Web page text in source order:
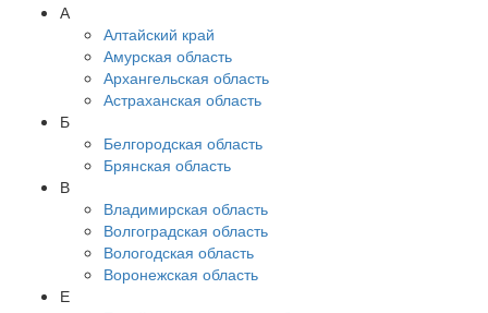
А
Алтайский край
Амурская область
Архангельская область
Астраханская область
Б
Белгородская область
Брянская область
В
Владимирская область
Волгоградская область
Вологодская область
Воронежская область
Е